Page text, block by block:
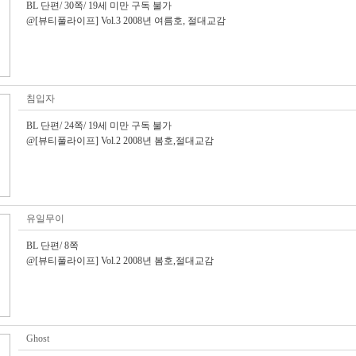
BL 단편/ 30쪽/ 19세 미만 구독 불가
@[뷰티풀라이프] Vol.3 2008년 여름호, 절대교감
침입자
BL 단편/ 24쪽/ 19세 미만 구독 불가
@[뷰티풀라이프] Vol.2 2008년 봄호,절대교감
유일무이
BL 단편/ 8쪽
@[뷰티풀라이프] Vol.2 2008년 봄호,절대교감
Ghost